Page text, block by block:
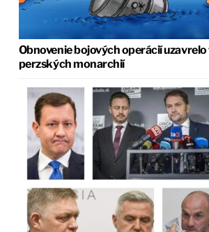
Obnovenie bojových operácií
perzských monarchií